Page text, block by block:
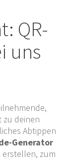
QR-
uns
zu deinen
Abtippen
Generator
zum